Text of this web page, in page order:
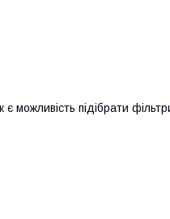
можливість підібрати